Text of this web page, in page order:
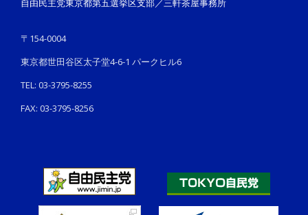
自由民主党東京都第五選挙区支部／三軒茶屋事務所
〒154-0004
東京都世田谷区太子堂4-6-1 パークヒル6
TEL: 03-3795-8255
FAX: 03-3795-8256